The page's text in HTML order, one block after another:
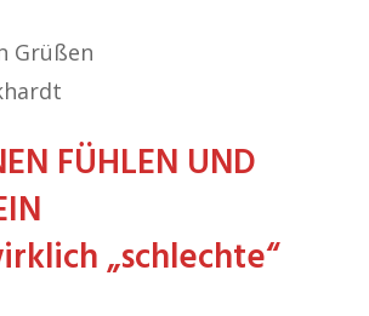
Grüßen
FÜHLEN UND
„schlechte“